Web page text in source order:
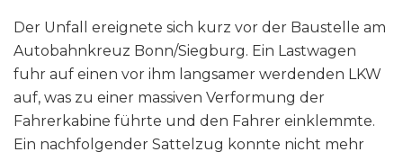
Der Unfall ereignete sich kurz vor der Baustelle am
Autobahnkreuz Bonn/Siegburg. Ein Lastwagen
fuhr auf einen vor ihm langsamer werdenden LKW
auf, was zu einer massiven Verformung der
Fahrerkabine führte und den Fahrer einklemmte.
Ein nachfolgender Sattelzug konnte nicht mehr